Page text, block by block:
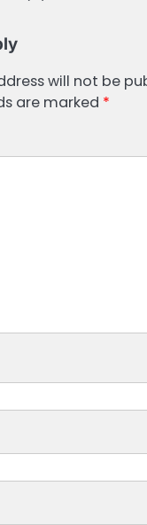
will not be
are marked *